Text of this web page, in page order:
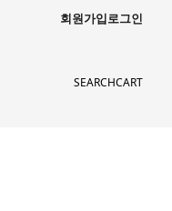
회원가입로그인
SEARCHCART